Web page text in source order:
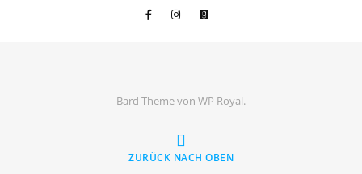
Bard Theme von WP Royal.
ZURÜCK NACH OBEN